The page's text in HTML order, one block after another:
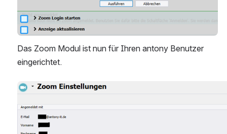
Das Zoom Modul ist nun für Ihren antony Benutzer
eingerichtet.
Open